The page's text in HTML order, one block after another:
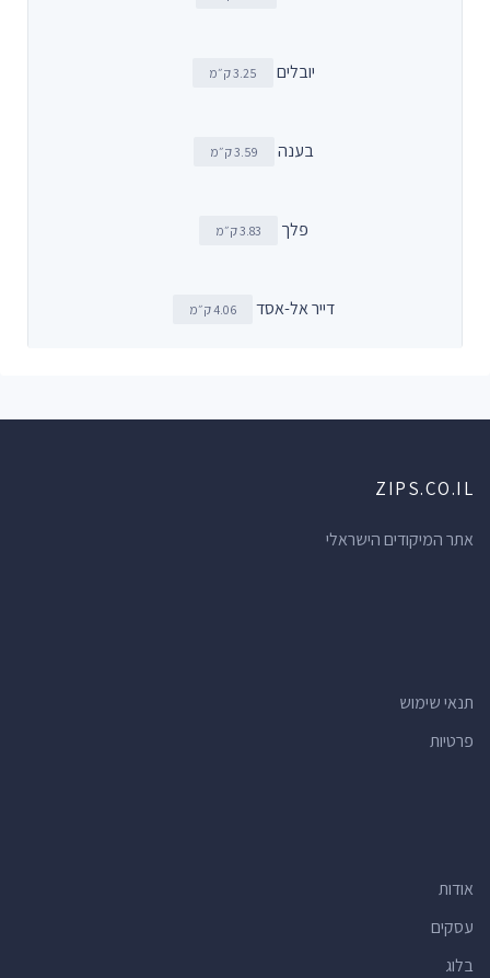
יובלים 3.25 ק״מ
בענה 3.59 ק״מ
פלך 3.83 ק״מ
דייר אל-אסד 4.06 ק״מ
ZIPS.CO.IL
אתר המיקודים הישראלי
תנאי שימוש
פרטיות
אודות
עסקים
בלוג